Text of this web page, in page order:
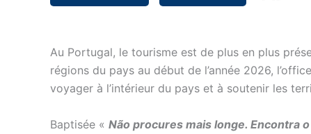
Au Portugal, le tourisme est de plus en plus
régions du pays au début de l’année 2026, l’office
voyager à l’intérieur du pays et à soutenir les
Baptisée « Não procures mais longe. Encontra